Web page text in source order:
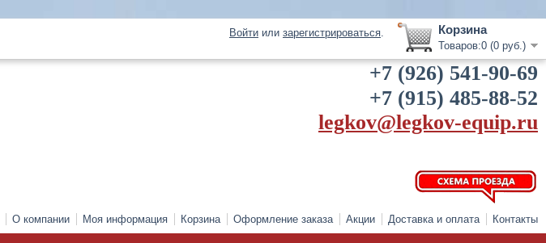
Войти или зарегистрироваться. Корзина
Товаров:0 (0 руб.)
+7 (926) 541-90-69
+7 (915) 485-88-52
legkov@legkov-equip.ru
О компании Моя информация Корзина Оформление заказа Акции Доставка и оплата Контакты